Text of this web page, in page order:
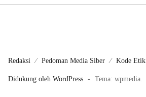
Redaksi Pedoman Media Siber Kode Etik
Didukung oleh WordPress - Tema: wpmedia.